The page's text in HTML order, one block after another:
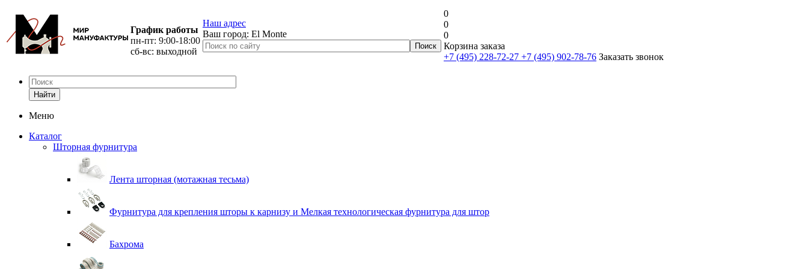
График работы
пн-пт: 9:00-18:00
сб-вс: выходной
Наш адрес
Ваш город: El Monte
0
0
0
Корзина заказа
+7 (495) 228-72-27 +7 (495) 902-78-76 Заказать звонок
Найти
Меню
Каталог
Шторная фурнитура
Лента шторная (мотажная тесьма)
Фурнитура для крепления шторы к карнизу и Мелкая технологическая фурнитура для штор
Бахрома